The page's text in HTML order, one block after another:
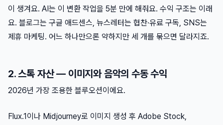
이 생겨요. AI는 이 변환 작업을 5분 만에 해줘요. 수익 구조는 이래
요. 블로그는 구글 애드센스, 뉴스레터는 협찬·유료 구독, SNS는
제휴 마케팅. 어느 하나만으론 약하지만 세 개를 묶으면 달라지죠.
2. 스톡 자산 — 이미지와 음악의 수동 수익
2026년 가장 조용한 블루오션이에요.
Flux.1이나 Midjourney로 이미지 생성 후 Adobe Stock,